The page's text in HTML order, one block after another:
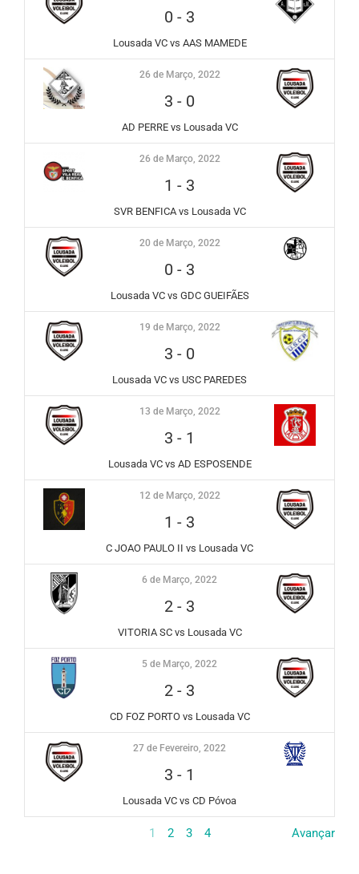
0 - 3
Lousada VC vs AAS MAMEDE
26 de Março, 2022
3 - 0
AD PERRE vs Lousada VC
26 de Março, 2022
1 - 3
SVR BENFICA vs Lousada VC
20 de Março, 2022
0 - 3
Lousada VC vs GDC GUEIFÃES
19 de Março, 2022
3 - 0
Lousada VC vs USC PAREDES
13 de Março, 2022
3 - 1
Lousada VC vs AD ESPOSENDE
12 de Março, 2022
1 - 3
C JOAO PAULO II vs Lousada VC
6 de Março, 2022
2 - 3
VITORIA SC vs Lousada VC
5 de Março, 2022
2 - 3
CD FOZ PORTO vs Lousada VC
27 de Fevereiro, 2022
3 - 1
Lousada VC vs CD Póvoa
1 2 3 4 Avançar